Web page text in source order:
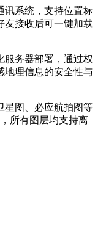
讯系统，支持位置标
友接收后可一键加载
服务器部署，通过权
地理信息的安全性与
星图、必应航拍图等
所有图层均支持离